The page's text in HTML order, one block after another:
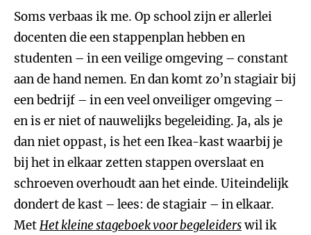
Soms verbaas ik me. Op school zijn er allerlei
docenten die een stappenplan hebben en
studenten – in een veilige omgeving – constant
aan de hand nemen. En dan komt zo’n stagiair bij
een bedrijf – in een veel onveiliger omgeving –
en is er niet of nauwelijks begeleiding. Ja, als je
dan niet oppast, is het een Ikea-kast waarbij je
bij het in elkaar zetten stappen overslaat en
schroeven overhoudt aan het einde. Uiteindelijk
dondert de kast – lees: de stagiair – in elkaar.
MetHet kleine stageboek voor begeleiderswil ik